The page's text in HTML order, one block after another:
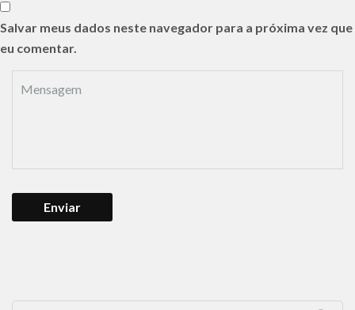
Salvar meus dados neste navegador para a próxima vez que
eu comentar.